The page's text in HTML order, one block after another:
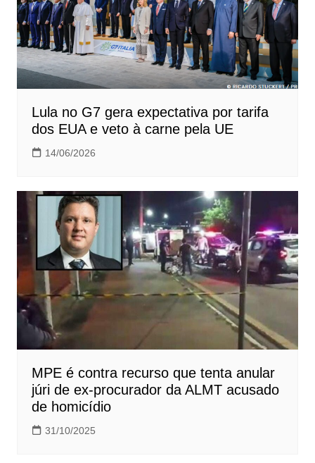
Lula no G7 gera expectativa por tarifa
dos EUA e veto à carne pela UE
14/06/2026
MPE é contra recurso que tenta anular
júri de ex-procurador da ALMT acusado
de homicídio
31/10/2025